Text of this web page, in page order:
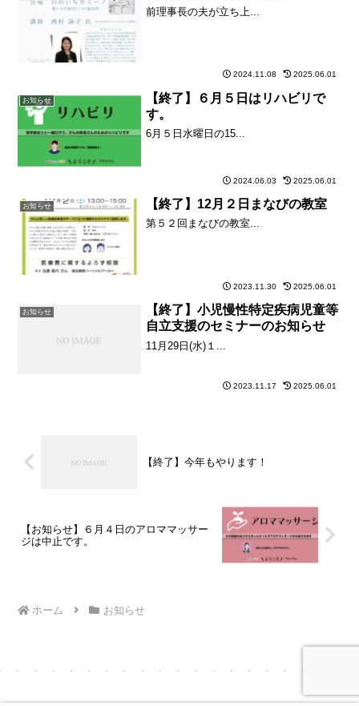
前理事長の夫が立ち上...
2024.11.08 2025.06.01
お知らせ
【終了】６月５日はリハビリで
す。
6月５日水曜日の15...
2024.06.03 2025.06.01
お知らせ 【終了】12月２日まなびの教室
第５２回まなびの教室...
2023.11.30 2025.06.01
お知らせ
【終了】小児慢性特定疾病児童等
自立支援のセミナーのお知らせ
11月29日(水)１...
2023.11.17 2025.06.01
【終了】今年もやります！
【お知らせ】６月４日のアロママッサー
ジは中止です。
ホーム お知らせ